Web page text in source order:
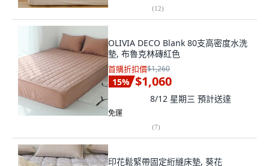
(12)
OLIVIA DECO Blank 80支高密度水洗
墊, 布魯克林磚紅色
首購折扣價$1,260
15% $1,060
8/12 星期三 預計送達
免運
(7)
印花鬆緊帶固定絎縫床墊, 葵花